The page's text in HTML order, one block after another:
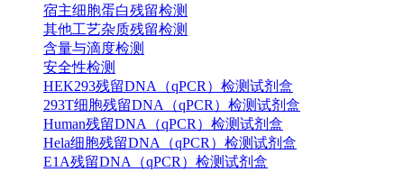
宿主细胞蛋白残留检测
其他工艺杂质残留检测
含量与滴度检测
安全性检测
HEK293残留DNA（qPCR）检测试剂盒
293T细胞残留DNA（qPCR）检测试剂盒
Human残留DNA（qPCR）检测试剂盒
Hela细胞残留DNA（qPCR）检测试剂盒
E1A残留DNA（qPCR）检测试剂盒